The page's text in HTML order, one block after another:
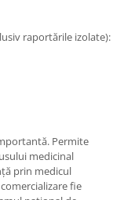
raportările izolate):
Permite
medicinal
prin medicul
fie